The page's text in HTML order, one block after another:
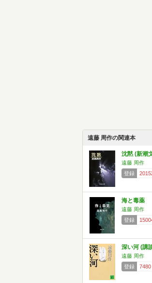
遠藤 周作の関連本
沈黙 (新潮
遠藤 周作
登録
海と毒薬
遠藤 周作
登録
深い河 (講
遠藤 周作
登録
7480